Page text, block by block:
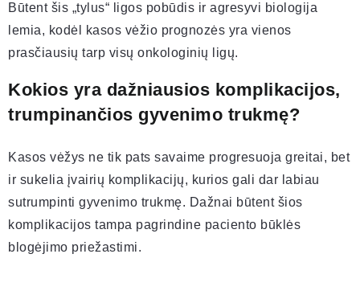
Būtent šis „tylus“ ligos pobūdis ir agresyvi biologija
lemia, kodėl kasos vėžio prognozės yra vienos
prasčiausių tarp visų onkologinių ligų.
Kokios yra dažniausios komplikacijos,
trumpinančios gyvenimo trukmę?
Kasos vėžys ne tik pats savaime progresuoja greitai, bet
ir sukelia įvairių komplikacijų, kurios gali dar labiau
sutrumpinti gyvenimo trukmę. Dažnai būtent šios
komplikacijos tampa pagrindine paciento būklės
blogėjimo priežastimi.